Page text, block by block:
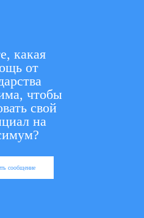
какая
от
чтобы
свой
на
сообщение